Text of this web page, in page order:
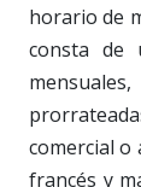
horario de
consta de
comercial o
francés y